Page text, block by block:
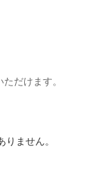
だけます。
ません。